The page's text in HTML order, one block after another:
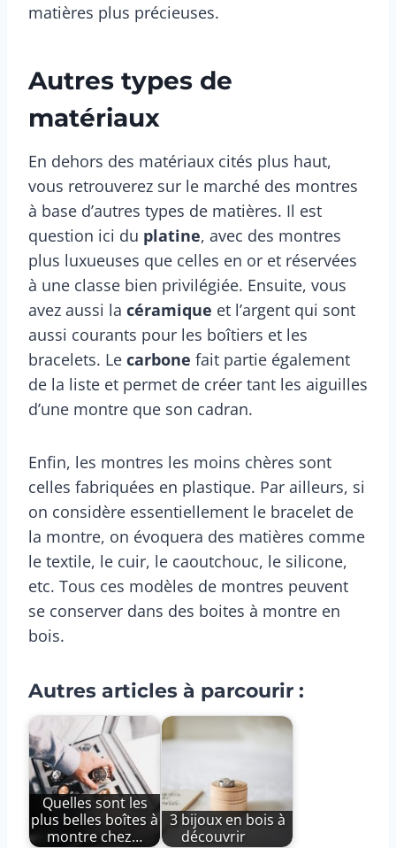
matières plus précieuses.
Autres types de
matériaux
En dehors des matériaux cités plus haut,
vous retrouverez sur le marché des montres
à base d’autres types de matières. Il est
question ici du platine, avec des montres
plus luxueuses que celles en or et réservées
à une classe bien privilégiée. Ensuite, vous
avez aussi la céramique et l’argent qui sont
aussi courants pour les boîtiers et les
bracelets. Le carbone fait partie également
de la liste et permet de créer tant les aiguilles
d’une montre que son cadran.
Enfin, les montres les moins chères sont
celles fabriquées en plastique. Par ailleurs, si
on considère essentiellement le bracelet de
la montre, on évoquera des matières comme
le textile, le cuir, le caoutchouc, le silicone,
etc. Tous ces modèles de montres peuvent
se conserver dans des boites à montre en
bois.
Autres articles à parcourir :
Quelles sont les
plus belles boîtes à
montre chez…
3 bijoux en bois à
découvrir